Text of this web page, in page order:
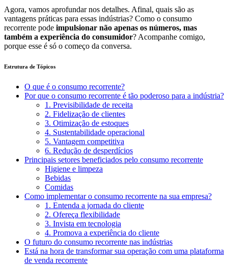
Agora, vamos aprofundar nos detalhes. Afinal, quais são as
vantagens práticas para essas indústrias? Como o consumo
recorrente pode impulsionar não apenas os números, mas
também a experiência do consumidor? Acompanhe comigo,
porque esse é só o começo da conversa.
Estrutura de Tópicos
O que é o consumo recorrente?
Por que o consumo recorrente é tão poderoso para a indústria?
1. Previsibilidade de receita
2. Fidelização de clientes
3. Otimização de estoques
4. Sustentabilidade operacional
5. Vantagem competitiva
6. Redução de desperdícios
Principais setores beneficiados pelo consumo recorrente
Higiene e limpeza
Bebidas
Comidas
Como implementar o consumo recorrente na sua empresa?
1. Entenda a jornada do cliente
2. Ofereça flexibilidade
3. Invista em tecnologia
4. Promova a experiência do cliente
O futuro do consumo recorrente nas indústrias
Está na hora de transformar sua operação com uma plataforma
de venda recorrente